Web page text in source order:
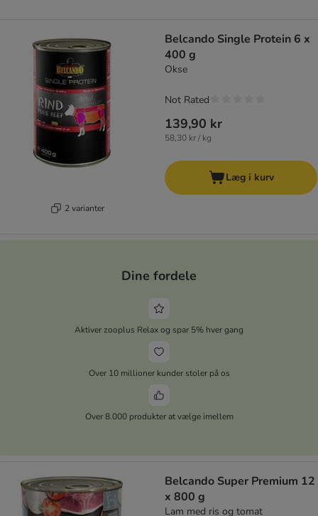
2 varianter
Belcando Single Protein 6 x
400 g
Okse
139,90 kr
58,30 kr / kg
Not Rated
Læg i kurv
Dine fordele
Aktiver zooplus Relax og spar 5% hver gang
Over 10 millioner kunder stoler på os
Over 8.000 produkter at vælge imellem
Belcando Super Premium 12
x 800 g
Lam med ris og tomat